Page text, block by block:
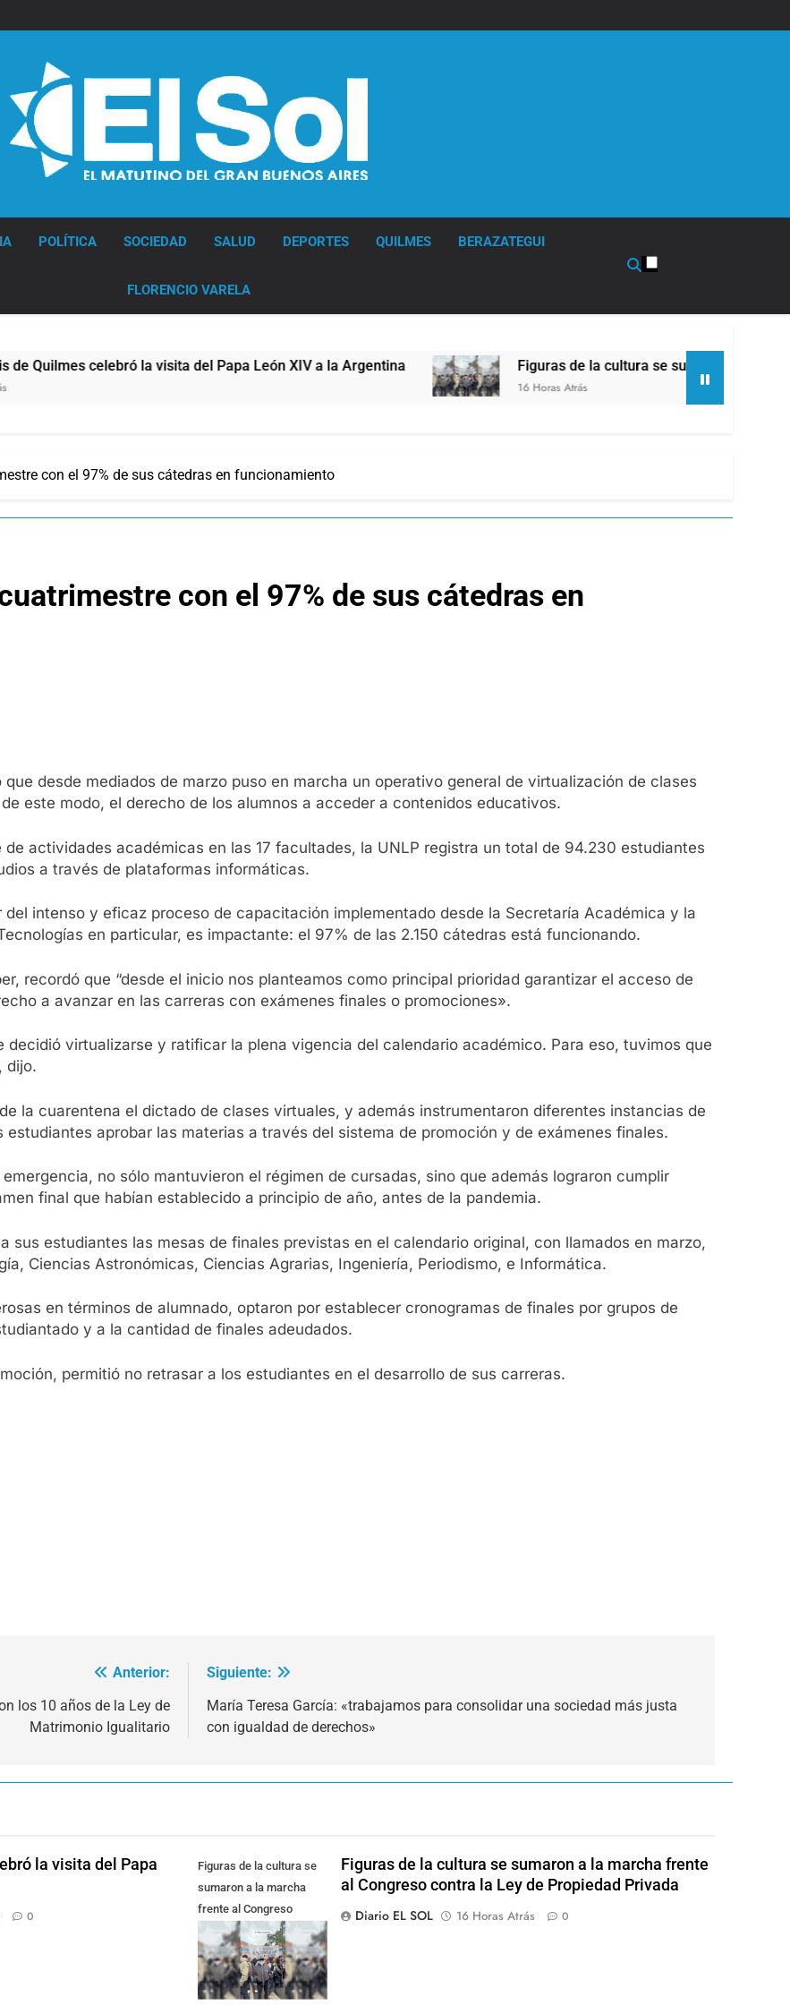
POLÍTICA SOCIEDAD SALUD DEPORTES QUILMES BERAZATEGUI
FLORENCIO VARELA
celebró la visita del Papa León XIV a la Argentina Figuras de la cultura se sumaron a la marcha
16 Horas Atrás
con el 97% de sus cátedras en funcionamiento
con el 97% de sus cátedras en
desde mediados de marzo puso en marcha un operativo general de virtualización de clases
este modo, el derecho de los alumnos a acceder a contenidos educativos.
actividades académicas en las 17 facultades, la UNLP registra un total de 94.230 estudiantes
a través de plataformas informáticas.
intenso y eficaz proceso de capacitación implementado desde la Secretaría Académica y la
en particular, es impactante: el 97% de las 2.150 cátedras está funcionando.
recordó que “desde el inicio nos planteamos como principal prioridad garantizar el acceso de
a avanzar en las carreras con exámenes finales o promociones».
decidió virtualizarse y ratificar la plena vigencia del calendario académico. Para eso, tuvimos que
dijo.
la cuarentena el dictado de clases virtuales, y además instrumentaron diferentes instancias de
aprobar las materias a través del sistema de promoción y de exámenes finales.
no sólo mantuvieron el régimen de cursadas, sino que además lograron cumplir
final que habían establecido a principio de año, antes de la pandemia.
sus estudiantes las mesas de finales previstas en el calendario original, con llamados en marzo,
Ciencias Astronómicas, Ciencias Agrarias, Ingeniería, Periodismo, e Informática.
en términos de alumnado, optaron por establecer cronogramas de finales por grupos de
y a la cantidad de finales adeudados.
permitió no retrasar a los estudiantes en el desarrollo de sus carreras.
Anterior:
los 10 años de la Ley de
Matrimonio Igualitario
Siguiente:
María Teresa García: «trabajamos para consolidar una sociedad más justa
con igualdad de derechos»
la visita del Papa
0
Figuras de la cultura se
sumaron a la marcha
frente al Congreso
contra la Ley de
Propiedad Privada
Figuras de la cultura se sumaron a la marcha frente
al Congreso contra la Ley de Propiedad Privada
Diario EL SOL
16 Horas Atrás 0